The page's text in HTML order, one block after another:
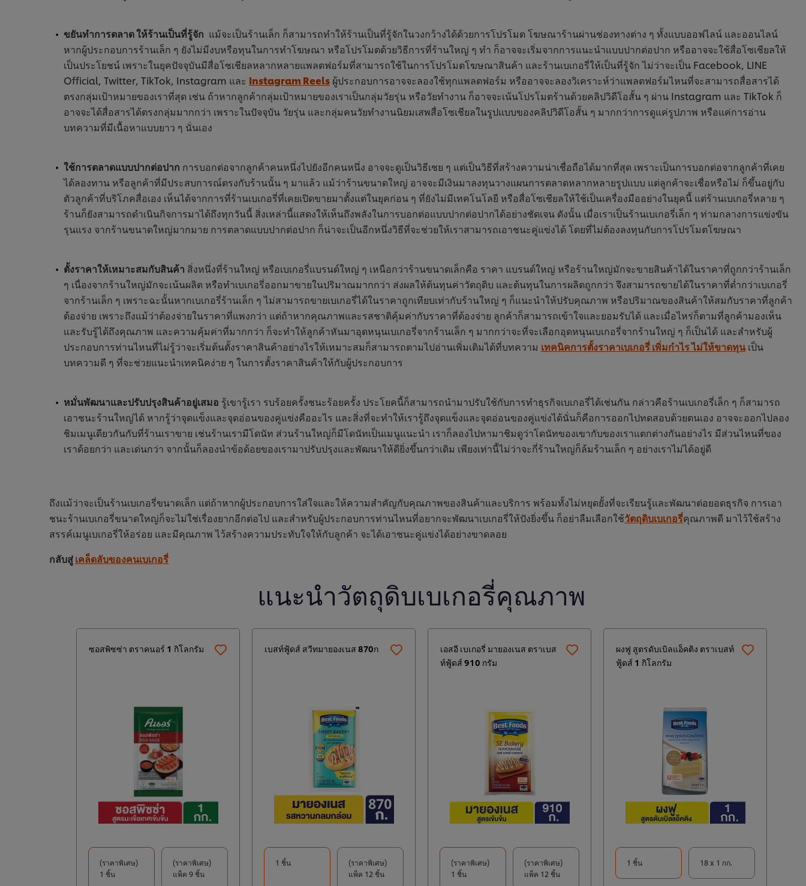
ขยันทำการตลาด ให้ร้านเป็นที่รู้จัก แม้จะเป็นร้านเล็ก ก็สามารถทำให้ร้านเป็นที่รู้จักในวงกว้างได้ด้วยการโปรโมต โฆษณาร้านผ่านช่องทางต่าง ๆ ทั้งแบบออฟไลน์ และออนไลน์
หากผู้ประกอบการร้านเล็ก ๆ ยังไม่มีงบหรือทุนในการทำโฆษณา หรือโปรโมตด้วยวิธีการที่ร้านใหญ่ ๆ ทำ ก็อาจจะเริ่มจากการแนะนำแบบปากต่อปาก หรืออาจจะใช้สื่อโซเชียลให้
เป็นประโยชน์ เพราะในยุคปัจจุบันมีสื่อโซเชียลหลากหลายแพลตฟอร์มที่สามารถใช้ในการโปรโมตโฆษณาสินค้า และร้านเบเกอรี่ให้เป็นที่รู้จัก ไม่ว่าจะเป็น Facebook, LINE
Official, Twitter, TikTok, Instagram และ Instagram Reels ผู้ประกอบการอาจจะลองใช้ทุกแพลตฟอร์ม หรืออาจจะลองวิเคราะห์ว่าแพลตฟอร์มไหนที่จะสามารถสื่อสารได้
ตรงกลุ่มเป้าหมายของเราที่สุด เช่น ถ้าหากลูกค้ากลุ่มเป้าหมายของเราเป็นกลุ่มวัยรุ่น หรือวัยทำงาน ก็อาจจะเน้นโปรโมตร้านด้วยคลิปวิดีโอสั้น ๆ ผ่าน Instagram และ TikTok ก็
อาจจะได้สื่อสารได้ตรงกลุ่มมากกว่า เพราะในปัจจุบัน วัยรุ่น และกลุ่มคนวัยทำงานนิยมเสพสื่อโซเชียลในรูปแบบของคลิปวิดีโอสั้น ๆ มากกว่าการดูแค่รูปภาพ หรือแค่การอ่าน
บทความที่มีเนื้อหาแบบยาว ๆ นั่นเอง
ใช้การตลาดแบบปากต่อปาก การบอกต่อจากลูกค้าคนหนึ่งไปยังอีกคนหนึ่ง อาจจะดูเป็นวิธีเชย ๆ แต่เป็นวิธีที่สร้างความน่าเชื่อถือได้มากที่สุด เพราะเป็นการบอกต่อจากลูกค้าที่เคย
ได้ลองทาน หรือลูกค้าที่มีประสบการณ์ตรงกับร้านนั้น ๆ มาแล้ว แม้ว่าร้านขนาดใหญ่ อาจจะมีเงินมาลงทุนวางแผนการตลาดหลากหลายรูปแบบ แต่ลูกค้าจะเชื่อหรือไม่ ก็ขึ้นอยู่กับ
ตัวลูกค้าที่บริโภคสื่อเอง เห็นได้จากการที่ร้านเบเกอรี่ที่เคยเปิดขายมาตั้งแต่ในยุคก่อน ๆ ที่ยังไม่มีเทคโนโลยี หรือสื่อโซเชียลให้ใช้เป็นเครื่องมืออย่างในยุคนี้ แต่ร้านเบเกอรี่หลาย ๆ
ร้านก็ยังสามารถดำเนินกิจการมาได้ถึงทุกวันนี้ สิ่งเหล่านี้แสดงให้เห็นถึงพลังในการบอกต่อแบบปากต่อปากได้อย่างชัดเจน ดังนั้น เมื่อเราเป็นร้านเบเกอรี่เล็ก ๆ ท่ามกลางการแข่งขัน
รุนแรง จากร้านขนาดใหญ่มากมาย การตลาดแบบปากต่อปาก ก็น่าจะเป็นอีกหนึ่งวิธีที่จะช่วยให้เราสามารถเอาชนะคู่แข่งได้ โดยที่ไม่ต้องลงทุนกับการโปรโมตโฆษณา
ตั้งราคาให้เหมาะสมกับสินค้า สิ่งหนึ่งที่ร้านใหญ่ หรือเบเกอรี่แบรนด์ใหญ่ ๆ เหนือกว่าร้านขนาดเล็กคือ ราคา แบรนด์ใหญ่ หรือร้านใหญ่มักจะขายสินค้าได้ในราคาที่ถูกกว่าร้านเล็ก
ๆ เนื่องจากร้านใหญ่มักจะเน้นผลิต หรือทำเบเกอรี่ออกมาขายในปริมาณมากกว่า ส่งผลให้ต้นทุนค่าวัตถุดิบ และต้นทุนในการผลิตถูกกว่า จึงสามารถขายได้ในราคาที่ต่ำกว่าเบเกอรี่
จากร้านเล็ก ๆ เพราะฉะนั้นหากเบเกอรี่ร้านเล็ก ๆ ไม่สามารถขายเบเกอรี่ได้ในราคาถูกเทียบเท่ากับร้านใหญ่ ๆ ก็แนะนำให้ปรับคุณภาพ หรือปริมาณของสินค้าให้สมกับราคาที่ลูกค้า
ต้องจ่าย เพราะถึงแม้ว่าต้องจ่ายในราคาที่แพงกว่า แต่ถ้าหากคุณภาพและรสชาติคุ้มค่ากับราคาที่ต้องจ่าย ลูกค้าก็สามารถเข้าใจและยอมรับได้ และเมื่อไหร่ก็ตามที่ลูกค้ามองเห็น
และรับรู้ได้ถึงคุณภาพ และความคุ้มค่าที่มากกว่า ก็จะทำให้ลูกค้าหันมาอุดหนุนเบเกอรี่จากร้านเล็ก ๆ มากกว่าจะที่จะเลือกอุดหนุนเบเกอรี่จากร้านใหญ่ ๆ ก็เป็นได้ และสำหรับผู้
ประกอบการท่านไหนที่ไม่รู้ว่าจะเริ่มต้นตั้งราคาสินค้าอย่างไรให้เหมาะสมก็สามารถตามไปอ่านเพิ่มเติมได้ที่บทความ เทคนิคการตั้งราคาเบเกอรี่ เพิ่มกำไร ไม่ให้ขาดทุน เป็น
บทความดี ๆ ที่จะช่วยแนะนำเทคนิคง่าย ๆ ในการตั้งราคาสินค้าให้กับผู้ประกอบการ
หมั่นพัฒนาและปรับปรุงสินค้าอยู่เสมอ รู้เขารู้เรา รบร้อยครั้งชนะร้อยครั้ง ประโยคนี้ก็สามารถนำมาปรับใช้กับการทำธุรกิจเบเกอรี่ได้เช่นกัน กล่าวคือร้านเบเกอรี่เล็ก ๆ ก็สามารถ
เอาชนะร้านใหญ่ได้ หากรู้ว่าจุดแข็งและจุดอ่อนของคู่แข่งคืออะไร และสิ่งที่จะทำให้เรารู้ถึงจุดแข็งและจุดอ่อนของคู่แข่งได้นั่นก็คือการออกไปทดสอบด้วยตนเอง อาจจะออกไปลอง
ชิมเมนูเดียวกันกับที่ร้านเราขาย เช่นร้านเรามีโดนัท ส่วนร้านใหญ่ก็มีโดนัทเป็นเมนูแนะนำ เราก็ลองไปหามาชิมดูว่าโดนัทของเขากับของเราแตกต่างกันอย่างไร มีส่วนไหนที่ของ
เราด้อยกว่า และเด่นกว่า จากนั้นก็ลองนำข้อด้อยของเรามาปรับปรุงและพัฒนาให้ดียิ่งขึ้นกว่าเดิม เพียงเท่านี้ไม่ว่าจะกี่ร้านใหญ่ก็ล้มร้านเล็ก ๆ อย่างเราไม่ได้อยู่ดี
ถึงแม้ว่าจะเป็นร้านเบเกอรี่ขนาดเล็ก แต่ถ้าหากผู้ประกอบการใส่ใจและให้ความสำคัญกับคุณภาพของสินค้าและบริการ พร้อมทั้งไม่หยุดยั้งที่จะเรียนรู้และพัฒนาต่อยอดธุรกิจ การเอา
ชนะร้านเบเกอรี่ขนาดใหญ่ก็จะไม่ใช่เรื่องยากอีกต่อไป และสำหรับผู้ประกอบการท่านไหนที่อยากจะพัฒนาเบเกอรี่ให้ปังยิ่งขึ้น ก็อย่าลืมเลือกใช้วัตถุดิบเบเกอรี่คุณภาพดี มาไว้ใช้สร้าง
สรรค์เมนูเบเกอรี่ให้อร่อย และมีคุณภาพ ไว้สร้างความประทับใจให้กับลูกค้า จะได้เอาชนะคู่แข่งได้อย่างขาดลอย
กลับสู่เคล็ดลับของคนเบเกอรี่
แนะนำวัตถุดิบเบเกอรี่คุณภาพ
ซอสพิซซ่า ตราคนอร์ 1 กิโลกรัม
(ราคาพิเศษ)
1 ชิ้น
(ราคาพิเศษ)
แพ็ค 9 ชิ้น
เบสท์ฟู้ดส์ สวีทมายองเนส 870ก
1 ชิ้น
(ราคาพิเศษ)
แพ็ค 12 ชิ้น
เอสอี เบเกอรี่ มายองเนส ตราเบส
ท์ฟู้ดส์ 910 กรัม
(ราคาพิเศษ)
1 ชิ้น
(ราคาพิเศษ)
แพ็ค 12 ชิ้น
ผงฟู สูตรดับเบิลแอ็คติง ตราเบสท์
ฟู้ดส์ 1 กิโลกรัม
1 ชิ้น 18 x 1 กก.